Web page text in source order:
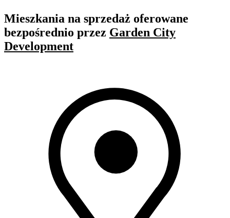
Mieszkania na sprzedaż oferowane
bezpośrednio przez Garden City
Development